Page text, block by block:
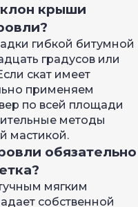
крыши
гибкой битумной
градусов или
скат имеет
применяем
по всей площади
методы
мастикой.
обязательно
мягким
собственной